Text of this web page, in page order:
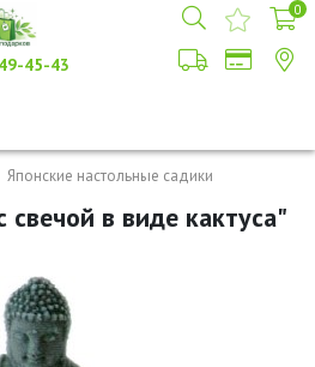
45-43
0
Японские настольные садики
в виде кактуса"